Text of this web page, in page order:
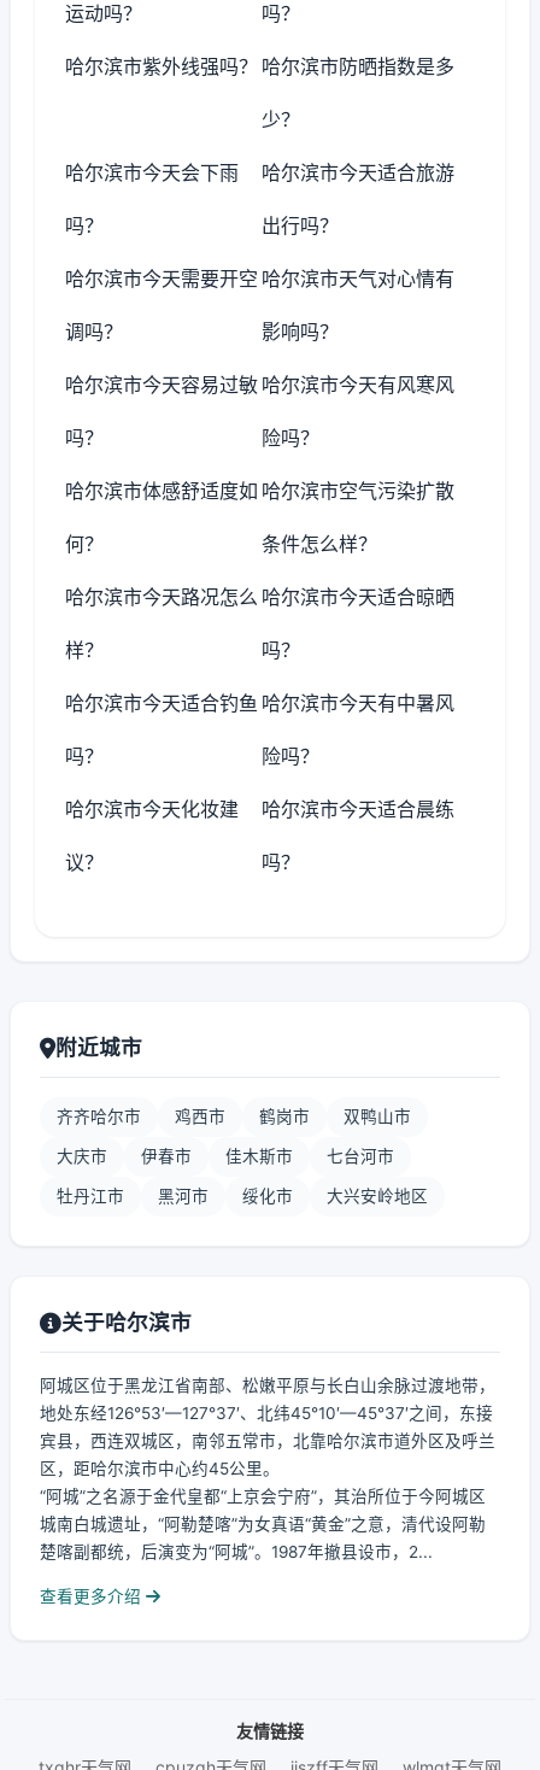
运动吗？ 吗？
哈尔滨市紫外线强吗？ 哈尔滨市防晒指数是多
少？
哈尔滨市今天会下雨
吗？
哈尔滨市今天适合旅游
出行吗？
哈尔滨市今天需要开空
调吗？
哈尔滨市天气对心情有
影响吗？
哈尔滨市今天容易过敏
吗？
哈尔滨市今天有风寒风
险吗？
哈尔滨市体感舒适度如
何？
哈尔滨市空气污染扩散
条件怎么样？
哈尔滨市今天路况怎么
样？
哈尔滨市今天适合晾晒
吗？
哈尔滨市今天适合钓鱼
吗？
哈尔滨市今天有中暑风
险吗？
哈尔滨市今天化妆建
议？
哈尔滨市今天适合晨练
吗？
附近城市
齐齐哈尔市 鸡西市 鹤岗市 双鸭山市
大庆市 伊春市 佳木斯市 七台河市
牡丹江市 黑河市 绥化市 大兴安岭地区
关于哈尔滨市
阿城区位于黑龙江省南部、松嫩平原与长白山余脉过渡地带，
地处东经126°53′—127°37′、北纬45°10′—45°37′之间，东接
宾县，西连双城区，南邻五常市，北靠哈尔滨市道外区及呼兰
区，距哈尔滨市中心约45公里。
“阿城”之名源于金代皇都“上京会宁府”，其治所位于今阿城区
城南白城遗址，“阿勒楚喀”为女真语“黄金”之意，清代设阿勒
楚喀副都统，后演变为“阿城”。1987年撤县设市，2...
查看更多介绍
友情链接